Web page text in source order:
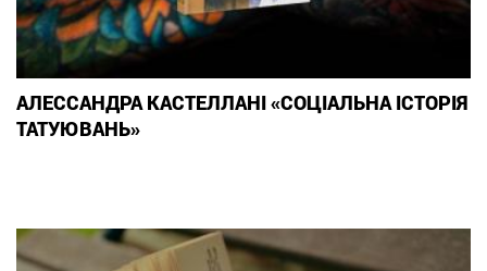
АЛЕССАНДРА КАСТЕЛЛАНІ «СОЦІАЛЬНА ІСТОРІЯ
ТАТУЮВАНЬ»